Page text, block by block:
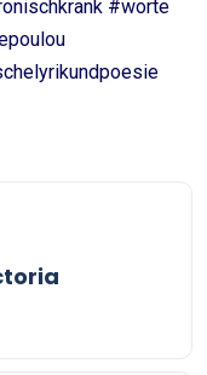
#worte